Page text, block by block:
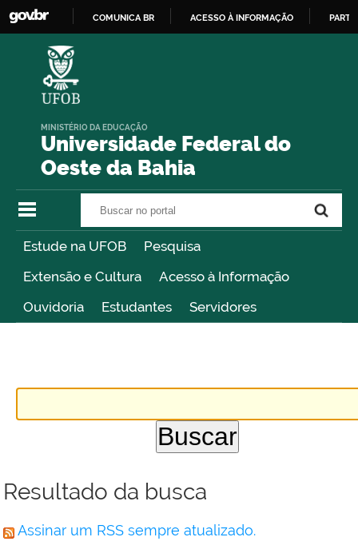
COMUNICA BR ACESSO À INFORMAÇÃO
Universidade Federal do
Oeste da Bahia
MINISTÉRIO DA EDUCAÇÃO
Estude na UFOB
Pesquisa
Extensão e Cultura
Acesso à Informação
Ouvidoria
Estudantes Servidores
Resultado da busca
Assinar um RSS sempre atualizado.